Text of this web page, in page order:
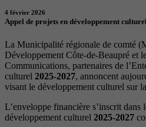
4 février 2026
Appel de projets en développement
La Municipalité régionale de comté
Développement Côte-de-Beaupré et
Communications, partenaires de
culturel 2025-2027, annoncent
visant le développement culturel sur
L’enveloppe financière s’inscrit dans
développement culturel 2025-2027